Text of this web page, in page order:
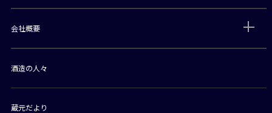
会社概要
酒造の人々
蔵元だより